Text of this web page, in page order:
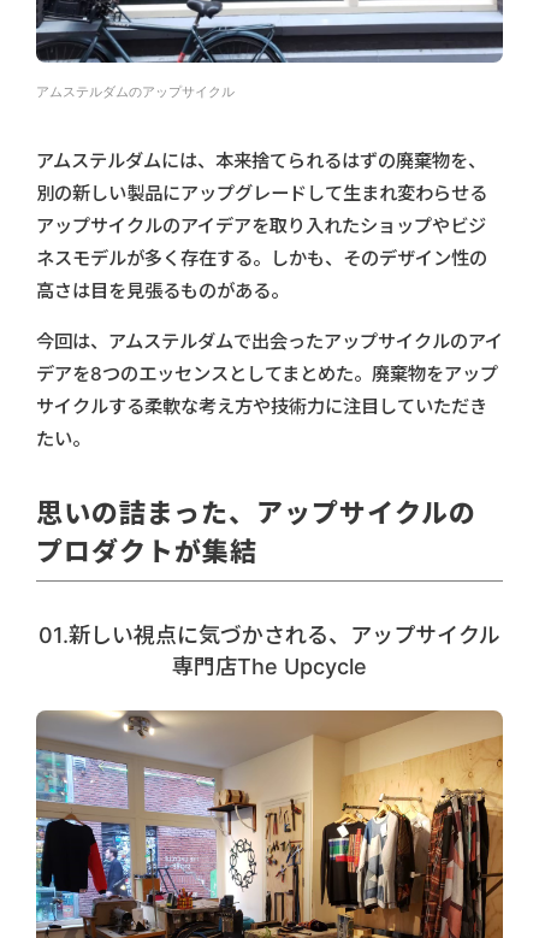
アムステルダムのアップサイクル
アムステルダムには、本来捨てられるはずの廃棄物を、
別の新しい製品にアップグレードして生まれ変わらせる
アップサイクルのアイデアを取り入れたショップやビジ
ネスモデルが多く存在する。しかも、そのデザイン性の
高さは目を見張るものがある。
今回は、アムステルダムで出会ったアップサイクルのアイ
デアを8つのエッセンスとしてまとめた。廃棄物をアップ
サイクルする柔軟な考え方や技術力に注目していただき
たい。
思いの詰まった、アップサイクルの
プロダクトが集結
01.新しい視点に気づかされる、アップサイクル
専門店The Upcycle